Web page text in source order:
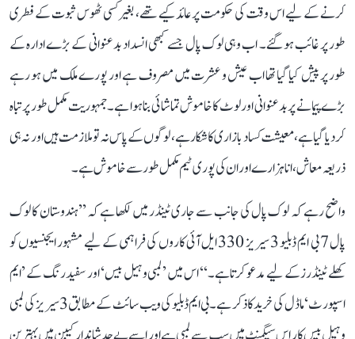
کرنے کے لیے اس وقت کی حکومت پر عائد کیے تھے، بغیر کسی ٹھوس ثبوت کے فطری
طور پر غائب ہو گئے۔ اب وہی لوک پال جسے کبھی انسداد بدعنوانی کے بڑے ادارہ کے
طور پر پیش کیا گیا تھا اب عیش و عشرت میں مصروف ہے اور پورے ملک میں ہو رہے
بڑے پیمانے پر بدعنوانی اور لوٹ کا خاموش تماشائی بنا ہوا ہے۔ جمہوریت مکمل طور پر تباہ
کر دیا گیا ہے، معیشت کساد بازاری کا شکار ہے، لوگوں کے پاس نہ تو ملازمت ہیں اور نہ ہی
ذریعہ معاش، انا ہزارے اور ان کی پوری ٹیم مکمل طور سے خاموش ہے۔
واضح رہے کہ لوک پال کی جانب سے جاری ٹینڈر میں لکھا ہے کہ ’’ہندوستان کا لوک
پال 7 بی ایم ڈبلیو 3 سیریز 330 ایل آئی کاروں کی فراہمی کے لیے مشہور ایجنسیوں کو
کھلے ٹینڈرز کے لیے مدعو کرتا ہے۔‘‘ اس میں ’لمبی وہیل بیس‘ اور سفید رنگ کے ’ایم
اسپورٹ‘ ماڈل کی خرید کا ذکر ہے۔ بی ایم ڈبلیو کی ویب سائٹ کے مطابق 3 سیریز کی لمبی